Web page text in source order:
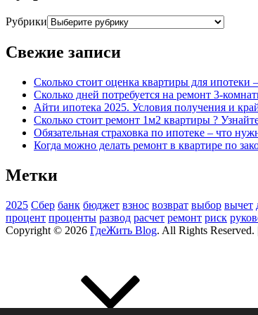
Рубрики
Свежие записи
Сколько стоит оценка квартиры для
Сколько дней потребуется на ремонт 3-
Айти ипотека 2025. Условия получения и
Сколько стоит ремонт 1м2 квартиры ?
Обязательная страховка по ипотеке – что
Когда можно делать ремонт в квартире по
Метки
2025 Сбер банк бюджет взнос возврат выбор вычет
процент проценты развод расчет ремонт риск
Copyright © 2026 ГдеЖить Blog. All Rights